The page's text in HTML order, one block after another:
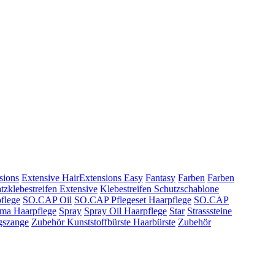
Extensive HairExtensions Easy Fantasy Farben Farben
Extensive Klebestreifen Schutzschablone
SO.CAP Oil SO.CAP Pflegeset Haarpflege SO.CAP
Haarpflege Spray Spray Oil Haarpflege Star Strasssteine
Zubehör Kunststoffbürste Haarbürste Zubehör